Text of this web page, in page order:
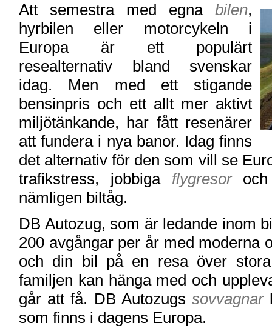
Att semestra med egna bilen,
hyrbilen eller motorcykeln i
Europa är ett populärt
resealternativ bland svenskar
idag. Men med ett stigande
bensinpris och ett allt mer aktivt
miljötänkande, har fått resenärer
att fundera i nya banor. Idag finns
det alternativ för den som vill se
trafikstress, jobbiga flygresoroch
nämligen biltåg.
DB Autozug, som är ledande inom
200 avgångar per år med moderna
och din bil på en resa över
familjen kan hänga med och
går att få. DB Autozugssovvagnar
som finns i dagens Europa.